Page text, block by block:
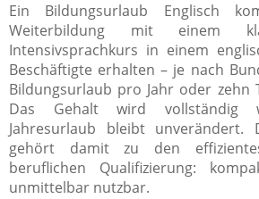
Ein Bildungsurlaub Englisch
Weiterbildung mit einem
Intensivsprachkurs in einem
Beschäftigte erhalten – je nach
Bildungsurlaub pro Jahr oder zehn
Das Gehalt wird vollständig
Jahresurlaub bleibt unverändert.
gehört damit zu den
beruflichen Qualifizierung:
unmittelbar nutzbar.